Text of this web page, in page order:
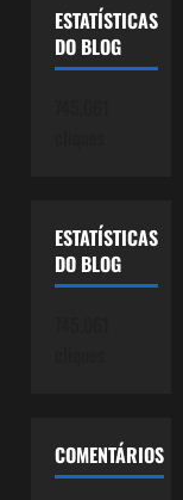
ESTATÍSTICAS
DO BLOG
ESTATÍSTICAS
DO BLOG
COMENTÁRIOS